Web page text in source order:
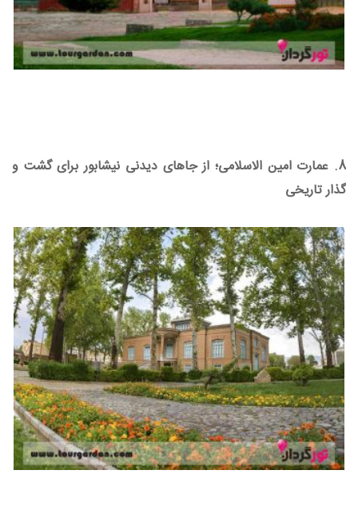
8. عمارت امین الاسلامی؛ از جاهای دیدنی نیشابور برای گشت و
گذار تاریخی